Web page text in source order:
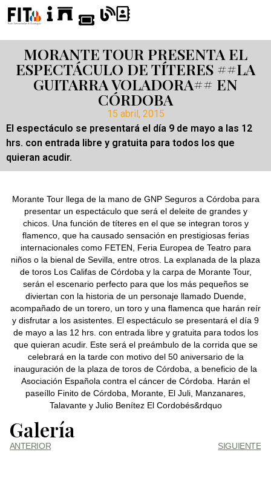
MORANTE TOUR PRESENTA EL
ESPECTÁCULO DE TÍTERES ##LA
GUITARRA VOLADORA## EN
CÓRDOBA
15 abril, 2015
El espectáculo se presentará el día 9 de mayo a las 12
hrs. con entrada libre y gratuita para todos los que
quieran acudir.
Morante Tour llega de la mano de GNP Seguros a Córdoba para
presentar un espectáculo que será el deleite de grandes y
chicos. Una función de títeres en el que se integran toros y
flamenco, que ha causado sensación en prestigiosas ferias
internacionales como FETEN, Feria Europea de Teatro para
niños o la bienal de Sevilla, entre otros. La explanada de la plaza
de toros Los Califas de Córdoba y la carpa de Morante Tour,
serán el escenario perfecto para que los más pequeños se
diviertan con la historia de un personaje llamado Duende,
acompañado de un torero, un toro y una flamenca que harán reír
y disfrutar a los asistentes. El espectáculo se presentará el día 9
de mayo a las 12 hrs. con entrada libre y gratuita para todos los
que quieran acudir. Este será el preámbulo de la corrida que se
celebrará en la tarde con motivo del 50 aniversario de la
inauguración de la plaza de toros de Córdoba, a beneficio de la
Asociación Española contra el cáncer de Córdoba. Harán el
paseíllo Finito de Córdoba, Morante, El Juli, Manzanares,
Talavante y Julio Benítez El Cordobés&rdquo
Galería
ANTERIOR SIGUIENTE